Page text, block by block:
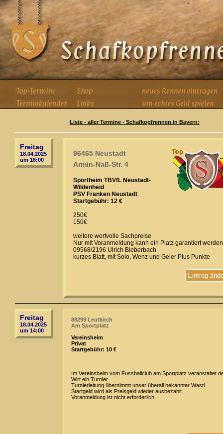
Liste - aller Termine - Schafkopfrennen in Bayern:
Freitag
18.04.2025
um 16:00
96465 Neustadt
Armin-Naß-Str. 4
Sportheim TBVfL Neustadt-
Wildenheid
PSV Franken Neustadt
Startgebühr: 12 €
250€
150€
weitere wertvolle Sachpreise
Nur mit Voranmeldung kann ein Platz garantiert
09568/2196 Ulrich Bieberbach
kurzes Blatt, mit Solo, Wenz und Geier Plus Punkte
Eintrag
Freitag
18.04.2025
um 14:00
88299 Leutkirch
Am Sportplatz
Vereinsheim
Privat
Startgebühr: 10 €
Im Vereinsheim vom Fussballclub am Sportplatz veranstaltet
Wirt ein Turnier.
Turnierleitung übernimmt unser überall bekannter Wastl .
Startgeld wird als Preisgeld wieder ausbezahlt.
Voranmeldung ist nicht erforderlich.